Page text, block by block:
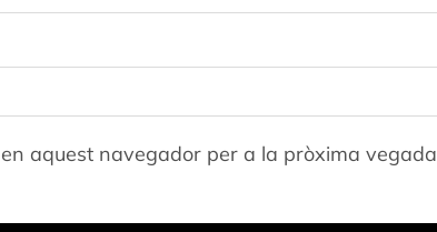
aquest navegador per a la pròxima vegada